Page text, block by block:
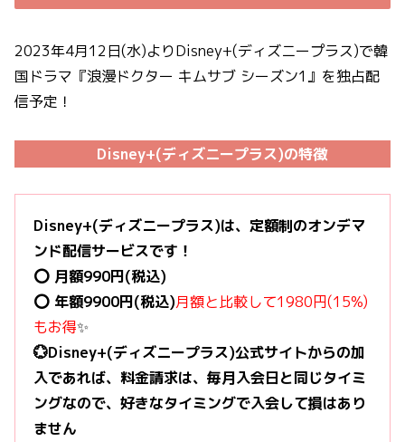
2023年4月12日(水)よりDisney+(ディズニープラス)で韓
国ドラマ『浪漫ドクター キムサブ シーズン1』を独占配
信予定！
Disney+(ディズニープラス)の特徴
Disney+(ディズニープラス)は、定額制のオンデマ
ンド配信サービスです！
⭕️ 月額990円(税込)
⭕️ 年額9900円(税込)月額と比較して1980円(15%)
もお得✨
💮Disney+(ディズニープラス)公式サイトからの加
入であれば、料金請求は、毎月入会日と同じタイミ
ングなので、好きなタイミングで入会して損はあり
ません